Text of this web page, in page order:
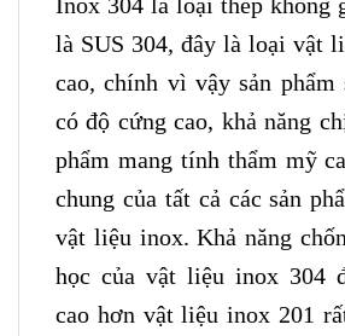
là SUS 304, đây là loại vật
cao, chính vì vậy sản phẩm
có độ cứng cao, khả năng
phẩm mang tính thẩm mỹ
chung của tất cả các sản
vật liệu inox. Khả năng
học của vật liệu inox 304
cao hơn vật liệu inox 201